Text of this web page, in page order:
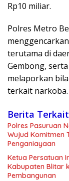
Rp10 miliar.
Polres Metro
terutama di
Gembong,
melaporkan
terkait narkoba.
Berita Terkait
Polres Pasuruan
Wujud Komitmen
Penganiayaan
Ketua Persatuan
Kabupaten Blitar
Pembangunan